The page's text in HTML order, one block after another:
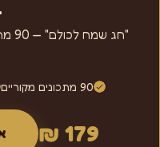
90 מתכונים מקוריים
179 ₪